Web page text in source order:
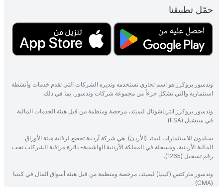
حمّل تطبيقنا
وندسور بروكرز هو اسم تجاري تستخدمه وتديره الشركات التي تقدم خدمات وأنشطة
استثمارية والتي تشكل جزءاً من مجموعة شركات وندسور، بما في ذلك:
وندسور بروكرز انترناشونال ليميتد، مرخصة ومنظمة من قبل هيئة الخدمات المالية
في سيشيل (FSA).
سيلدون للاستثمارات ليمتد (الأردن) هي شركة أردنية تخضع لرقابة هيئة الأوراق
المالية الأردنية، ومسجلة في المملكة الأردنية الهاشمية- دائرة مراقبة الشركات تحت
رقم تسجيل (1265).
وندسور ماركتس (كينيا) ليميتد، مرخصة ومنظمة من قبل هيئة أسواق المال في كينيا
(CMA) .